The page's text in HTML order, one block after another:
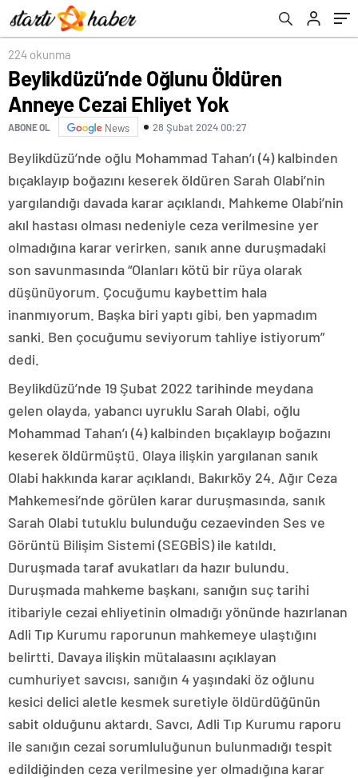
224 okunma
Beylikdüzü’nde Oğlunu Öldüren
Anneye Cezai Ehliyet Yok
ABONE OL News 28 Şubat 2024 00:27
Beylikdüzü’nde oğlu Mohammad Tahan’ı (4) kalbinden
bıçaklayıp boğazını keserek öldüren Sarah Olabi’nin
yargılandığı davada karar açıklandı. Mahkeme Olabi’nin
akıl hastası olması nedeniyle ceza verilmesine yer
olmadığına karar verirken, sanık anne duruşmadaki
son savunmasında “Olanları kötü bir rüya olarak
düşünüyorum. Çocuğumu kaybettim hala
inanmıyorum. Başka biri yaptı gibi, ben yapmadım
sanki. Ben çocuğumu seviyorum tahliye istiyorum”
dedi.
Beylikdüzü’nde 19 Şubat 2022 tarihinde meydana
gelen olayda, yabancı uyruklu Sarah Olabi, oğlu
Mohammad Tahan’ı (4) kalbinden bıçaklayıp boğazını
keserek öldürmüştü. Olaya ilişkin yargılanan sanık
Olabi hakkında karar açıklandı. Bakırköy 24. Ağır Ceza
Mahkemesi’nde görülen karar duruşmasında, sanık
Sarah Olabi tutuklu bulunduğu cezaevinden Ses ve
Görüntü Bilişim Sistemi (SEGBİS) ile katıldı.
Duruşmada taraf avukatları da hazır bulundu.
Duruşmada mahkeme başkanı, sanığın suç tarihi
itibariyle cezai ehliyetinin olmadığı yönünde hazırlanan
Adli Tıp Kurumu raporunun mahkemeye ulaştığını
belirtti. Davaya ilişkin mütalaasını açıklayan
cumhuriyet savcısı, sanığın 4 yaşındaki öz oğlunu
kesici delici aletle kesmek suretiyle öldürdüğünün
sabit olduğunu aktardı. Savcı, Adli Tıp Kurumu raporu
ile sanığın cezai sorumluluğunun bulunmadığı tespit
edildiğinden ceza verilmesine yer olmadığına karar